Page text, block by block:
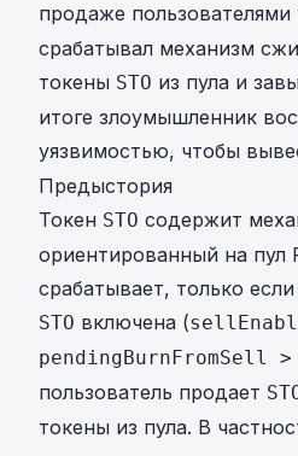
продаже пользователями
срабатывал механизм
токены STO из пула и
итоге злоумышленник
уязвимостью, чтобы
Предыстория
Токен STO содержит
ориентированный на пул
срабатывает, только
STO включена (
pendingBurnFromSell
пользователь продает
токены из пула. В